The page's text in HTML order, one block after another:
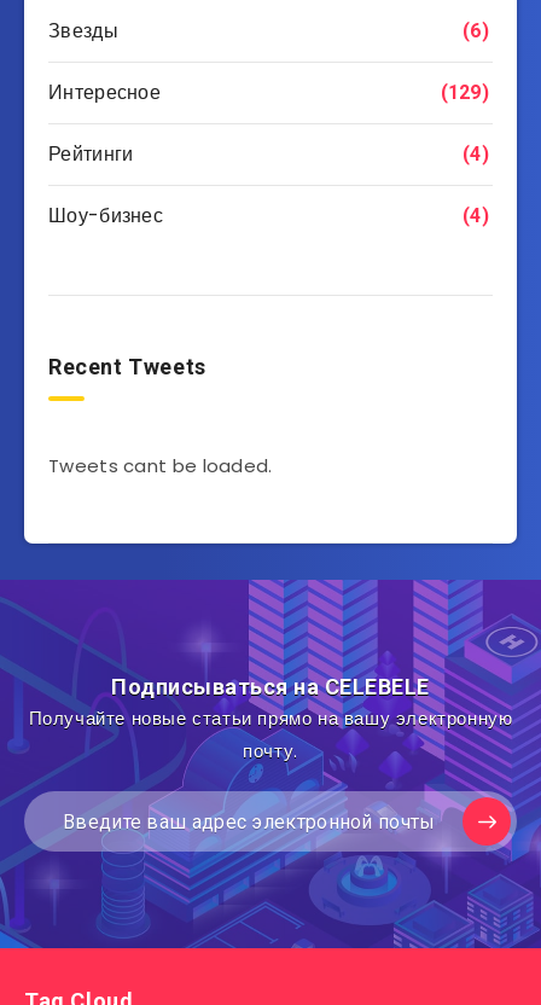
Звезды (6)
Интересное (129)
Рейтинги (4)
Шоу-бизнес (4)
Recent Tweets
Tweets cant be loaded.
Подписываться на CELEBELE
Получайте новые статьи прямо на вашу электронную
почту.